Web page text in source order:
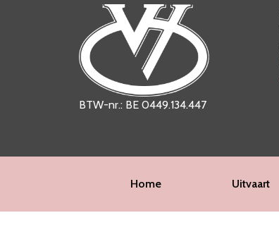
BTW-nr.: BE 0449.134.447
Home Uitvaart